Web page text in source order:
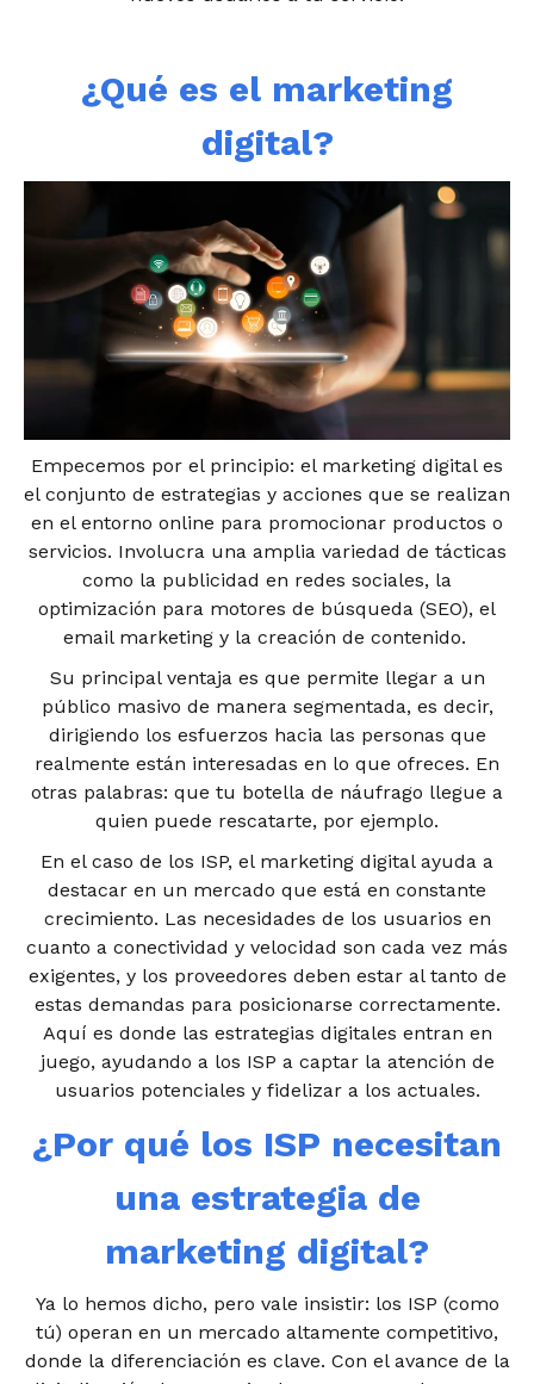
¿Qué es el marketing
digital?
Empecemos por el principio: el marketing digital es
el conjunto de estrategias y acciones que se realizan
en el entorno online para promocionar productos o
servicios. Involucra una amplia variedad de tácticas
como la publicidad en redes sociales, la
optimización para motores de búsqueda (SEO), el
email marketing y la creación de contenido.
Su principal ventaja es que permite llegar a un
público masivo de manera segmentada, es decir,
dirigiendo los esfuerzos hacia las personas que
realmente están interesadas en lo que ofreces. En
otras palabras: que tu botella de náufrago llegue a
quien puede rescatarte, por ejemplo.
En el caso de los ISP, el marketing digital ayuda a
destacar en un mercado que está en constante
crecimiento. Las necesidades de los usuarios en
cuanto a conectividad y velocidad son cada vez más
exigentes, y los proveedores deben estar al tanto de
estas demandas para posicionarse correctamente.
Aquí es donde las estrategias digitales entran en
juego, ayudando a los ISP a captar la atención de
usuarios potenciales y fidelizar a los actuales.
¿Por qué los ISP necesitan
una estrategia de
marketing digital?
Ya lo hemos dicho, pero vale insistir: los ISP (como
tú) operan en un mercado altamente competitivo,
donde la diferenciación es clave. Con el avance de la